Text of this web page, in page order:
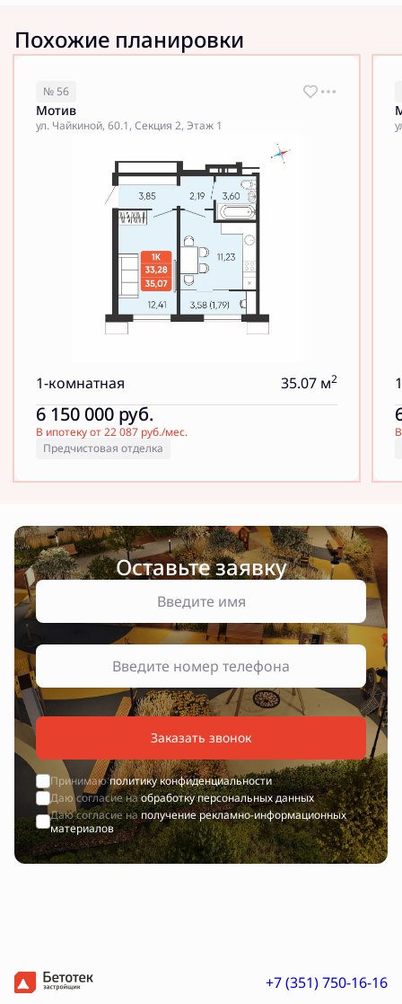
Похожие планировки
№ 56
Мотив
ул. Чайкиной, 60.1, Секция 2, Этаж 1
1-комнатная 35.07 м2
6 150 000 руб.
В ипотеку от 22 087 руб./мес.
Предчистовая отделка
Оставьте заявку
Заказать звонок
Принимаюполитику конфиденциальности
Даю согласие наобработку персональных данных
Даю согласие наполучение рекламно-информационных
материалов
+7 (351) 750-16-16